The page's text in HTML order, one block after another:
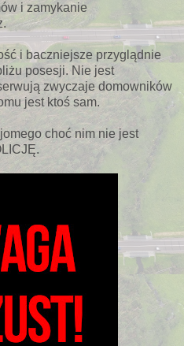
i zamykanie
i baczniejsze przyglądnie
posesji. Nie jest
zwyczaje domowników
jest ktoś sam.
choć nim nie jest